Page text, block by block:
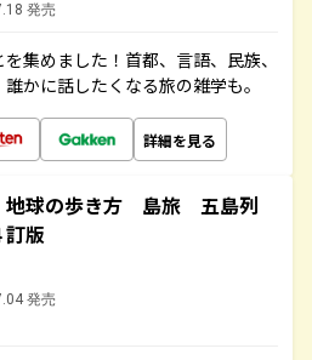
発売
集めました！首都、言語、民族、
かに話したくなる旅の雑学も。
詳細を見る
球の歩き方 島旅 五島列
版
発売